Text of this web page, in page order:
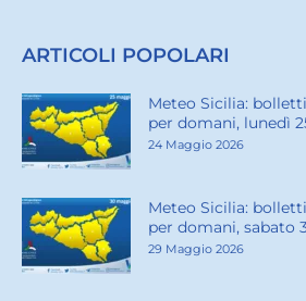
ARTICOLI POPOLARI
Meteo Sicilia:
per domani, lunedì
24 Maggio 2026
Meteo Sicilia:
per domani, sabato
29 Maggio 2026